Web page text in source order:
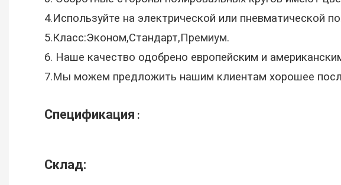
4.Используйте на электрической или пневматической
5.Класс:Эконом,Стандарт,Премиум.
6. Наше качество одобрено европейским и
7.Мы можем предложить нашим клиентам хорошее
Спецификация :
Склад: